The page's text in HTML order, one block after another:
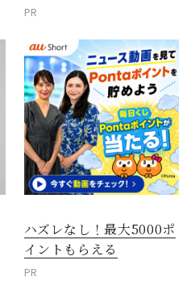
PR
ハズレなし！最大5000ポ
イントもらえる
PR